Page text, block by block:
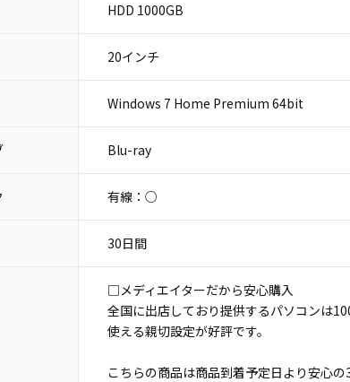
HDD 1000GB
20インチ
Windows 7 Home Premium 64bit
Blu-ray
有線：○
30日間
□メディエイターだから安心購入
全国に出店しており提供するパソコンは
使える親切設定が好評です。
こちらの商品は商品到着予定日より安心の